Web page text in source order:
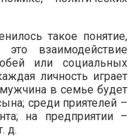
такое понятие,
взаимодействие
или социальных
личность играет
в семье будет
среди приятелей –
на предприятии –
д.